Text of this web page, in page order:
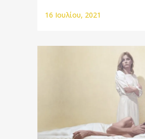
16 Ιουλίου, 2021